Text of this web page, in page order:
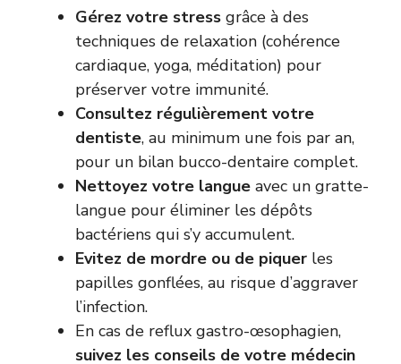
Gérez votre stress grâce à des
techniques de relaxation (cohérence
cardiaque, yoga, méditation) pour
préserver votre immunité.
Consultez régulièrement votre
dentiste, au minimum une fois par an,
pour un bilan bucco-dentaire complet.
Nettoyez votre langue avec un gratte-
langue pour éliminer les dépôts
bactériens qui s’y accumulent.
Evitez de mordre ou de piquer les
papilles gonflées, au risque d’aggraver
l’infection.
En cas de reflux gastro-œsophagien,
suivez les conseils de votre médecin